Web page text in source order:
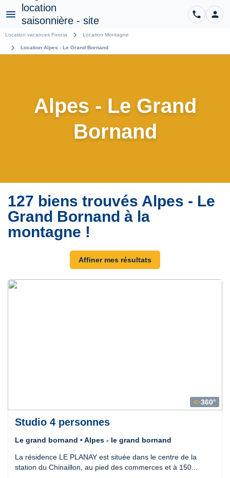
Menu phone person
Location vacances Foncia chevron_right Location Montagne
chevron_right Location Alpes - Le Grand Bornand
Alpes - Le Grand
Bornand
127 biens trouvés Alpes - Le
Grand Bornand à la
montagne !
Affiner mes résultats
360360°
Studio 4 personnes
Le grand bornand • Alpes - le grand bornand
La résidence LE PLANAY est située dans le centre de la
station du Chinaillon, au pied des commerces et à 150...